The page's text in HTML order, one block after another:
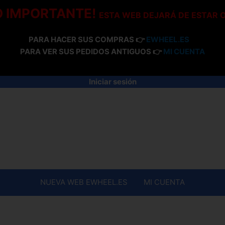
IMPORTANTE! ESTA WEB DEJARÁ DE ESTAR
PARA HACER SUS COMPRAS 👉 EWHEEL.ES
PARA VER SUS PEDIDOS ANTIGUOS 👉 MI CUENTA
Iniciar sesión
NUEVA WEB EWHEEL.ES MI CUENTA